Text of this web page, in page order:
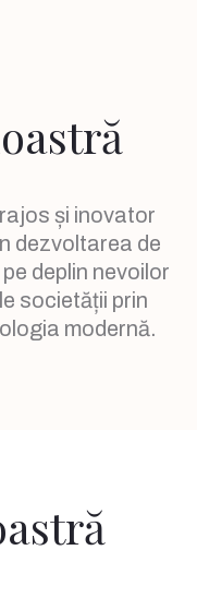
și inovator
dezvoltarea de
deplin nevoilor
societății prin
modernă.